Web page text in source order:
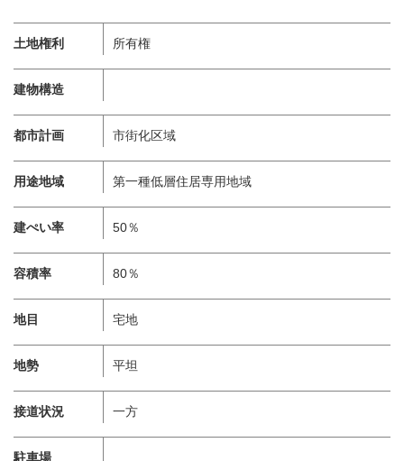
土地権利 所有権
建物構造
都市計画 市街化区域
用途地域 第一種低層住居専用地域
建ぺい率 50％
容積率 80％
地目 宅地
地勢 平坦
接道状況 一方
駐車場